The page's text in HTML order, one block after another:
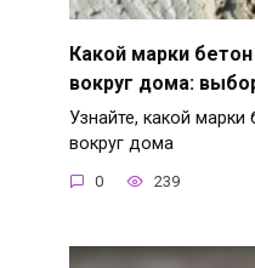
Какой марки
вокруг дома:
Узнайте, какой
вокруг дома
0 239